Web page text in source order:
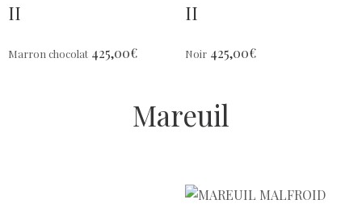
II
Marron chocolat 425,00€
II
Noir 425,00€
Mareuil